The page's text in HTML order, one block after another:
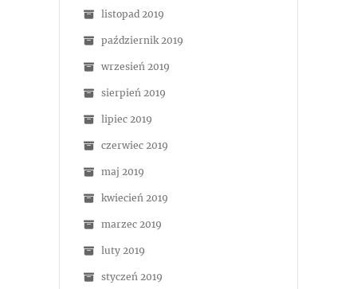
listopad 2019
październik 2019
wrzesień 2019
sierpień 2019
lipiec 2019
czerwiec 2019
maj 2019
kwiecień 2019
marzec 2019
luty 2019
styczeń 2019